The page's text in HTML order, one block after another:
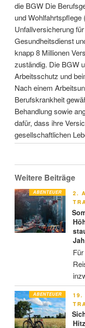
die BGW Die
und
Unfallversicherung
Gesundheitsdienst
knapp 8 Millionen
zuständig. Die BGW
Arbeitsschutz und
Nach einem
Berufskrankheit
Behandlung sowie
dafür, dass ihre
gesellschaftlichen
Weitere Beiträge
ABENTEUER
AM
2.
ABENTEUER
AM
19.